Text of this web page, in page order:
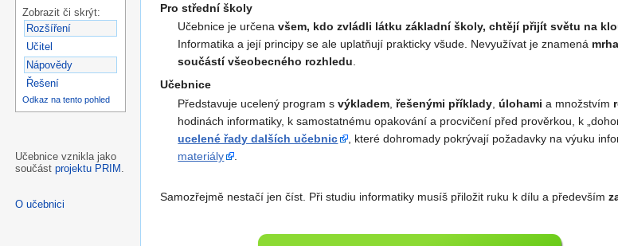
Pro střední školy
Učebnice je určenavšem, kdo zvládli látku základní školy, chtějí přijít světu na
Informatika a její principy se ale uplatňují prakticky všude. Nevyužívat je znamená
součástí všeobecného rozhledu.
Učebnice
Představuje ucelený program svýkladem ,řešenými příklady ,úlohami a množstvím
hodinách informatiky, k samostatnému opakování a procvičení před prověrkou, k
ucelené řady dalších učebnic
, které dohromady pokrývají požadavky na výuku
materiály
Samozřejmě nestačí jen číst. Při studiu informatiky musíš přiložit ruku k dílu a především
Zobrazit či skrýt:
Rozšíření
Učitel
Nápovědy
Řešení
Odkaz na tento pohled
Učebnice vznikla jako
součástprojektu PRIM
O učebnici